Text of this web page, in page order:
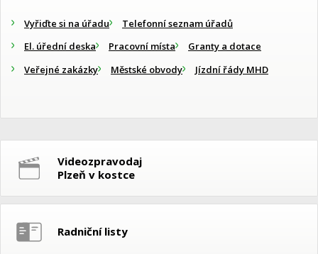
Vyřiďte si na úřadu
Telefonní seznam úřadů
El. úřední deska
Pracovní místa
Granty a dotace
Veřejné zakázky
Městské obvody Jízdní řády MHD
Videozpravodaj
Plzeň v kostce
Radniční listy